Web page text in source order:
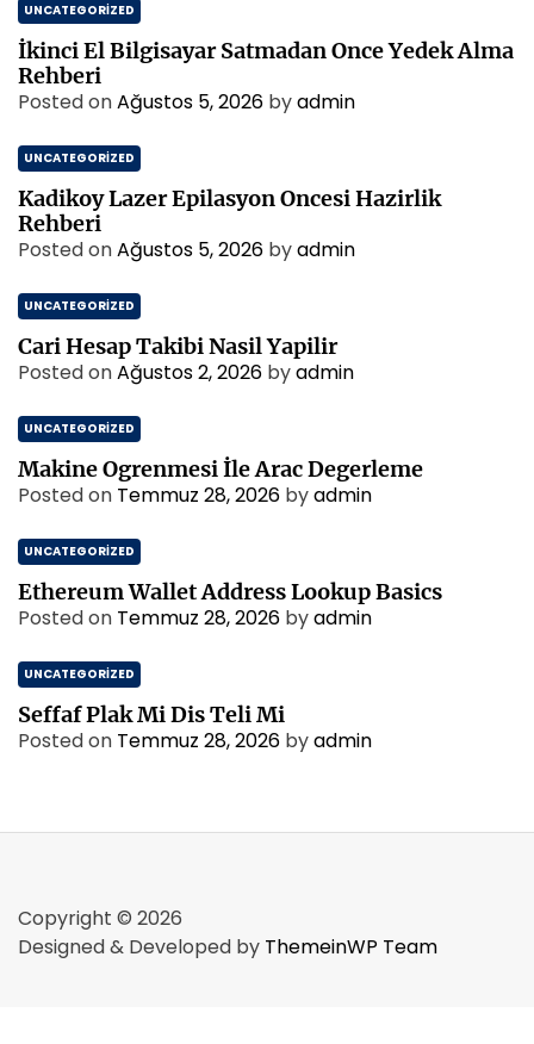
UNCATEGORIZED
İkinci El Bilgisayar Satmadan Once Yedek Alma
Rehberi
Posted onAğustos 5, 2026 byadmin
UNCATEGORIZED
Kadikoy Lazer Epilasyon Oncesi Hazirlik
Rehberi
Posted onAğustos 5, 2026 byadmin
UNCATEGORIZED
Cari Hesap Takibi Nasil Yapilir
Posted onAğustos 2, 2026 byadmin
UNCATEGORIZED
Makine Ogrenmesi İle Arac Degerleme
Posted on Temmuz 28, 2026 byadmin
UNCATEGORIZED
Ethereum Wallet Address Lookup Basics
Posted on Temmuz 28, 2026 byadmin
UNCATEGORIZED
Seffaf Plak Mi Dis Teli Mi
Posted on Temmuz 28, 2026 byadmin
Copyright © 2026
Designed & Developed by ThemeinWP Team